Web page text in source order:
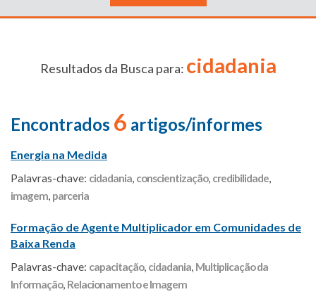
Resultados da Busca para: cidadania
Encontrados 6 artigos/informes
Energia na Medida
Palavras-chave: cidadania, conscientização, credibilidade,
imagem, parceria
Formação de Agente Multiplicador em Comunidades de
Baixa Renda
Palavras-chave: capacitação, cidadania, Multiplicação da
Informação, Relacionamento e Imagem